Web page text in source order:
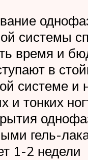
системы
время и
в
системе и
и тонких
гель-
1-2 недели